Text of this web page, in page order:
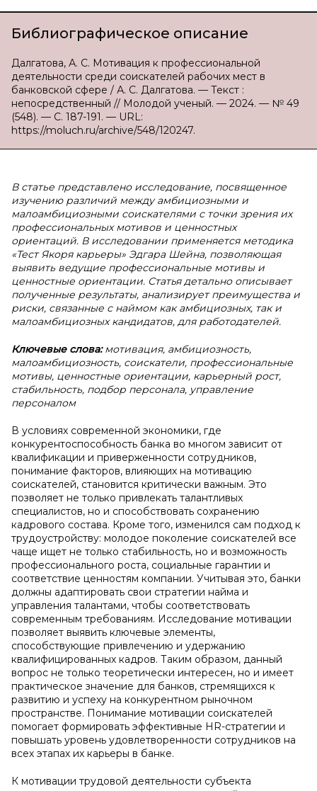
Библиографическое описание
Далгатова, А. С. Мотивация к профессиональной
деятельности среди соискателей рабочих мест в
банковской сфере / А. С. Далгатова. — Текст :
непосредственный // Молодой ученый. — 2024. — № 49
(548). — С. 187-191. — URL:
https://moluch.ru/archive/548/120247.
В статье представлено исследование, посвященное
изучению различий между амбициозными и
малоамбициозными соискателями с точки зрения их
профессиональных мотивов и ценностных
ориентаций. В исследовании применяется методика
«Тест Якоря карьеры» Эдгара Шейна, позволяющая
выявить ведущие профессиональные мотивы и
ценностные ориентации. Статья детально описывает
полученные результаты, анализирует преимущества и
риски, связанные с наймом как амбициозных, так и
малоамбициозных кандидатов, для работодателей.
Ключевые слова:мотивация, амбициозность,
малоамбициозность, соискатели, профессиональные
мотивы, ценностные ориентации, карьерный рост,
стабильность, подбор персонала, управление
персоналом
В условиях современной экономики, где
конкурентоспособность банка во многом зависит от
квалификации и приверженности сотрудников,
понимание факторов, влияющих на мотивацию
соискателей, становится критически важным. Это
позволяет не только привлекать талантливых
специалистов, но и способствовать сохранению
кадрового состава. Кроме того, изменился сам подход к
трудоустройству: молодое поколение соискателей все
чаще ищет не только стабильность, но и возможность
профессионального роста, социальные гарантии и
соответствие ценностям компании. Учитывая это, банки
должны адаптировать свои стратегии найма и
управления талантами, чтобы соответствовать
современным требованиям. Исследование мотивации
позволяет выявить ключевые элементы,
способствующие привлечению и удержанию
квалифицированных кадров. Таким образом, данный
вопрос не только теоретически интересен, но и имеет
практическое значение для банков, стремящихся к
развитию и успеху на конкурентном рыночном
пространстве. Понимание мотивации соискателей
помогает формировать эффективные HR-стратегии и
повышать уровень удовлетворенности сотрудников на
всех этапах их карьеры в банке.
К мотивации трудовой деятельности субъекта